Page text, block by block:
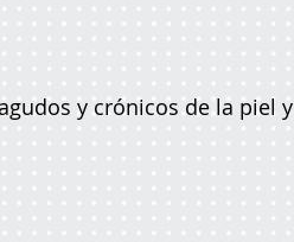
y crónicos de la piel y